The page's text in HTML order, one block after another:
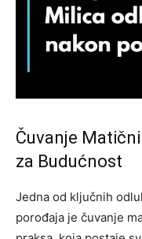
Čuvanje
za Budućnost
Jedna od ključnih
porođaja je čuvanje